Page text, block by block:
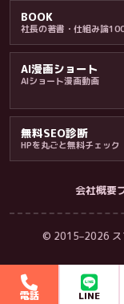
BOOK
社長の著書・仕組み論
AI漫画ショート
AIショート漫画動画
無料SEO診断
HPを丸ごと無料チェック
会社概要
© 2015–2026
電話 LINE